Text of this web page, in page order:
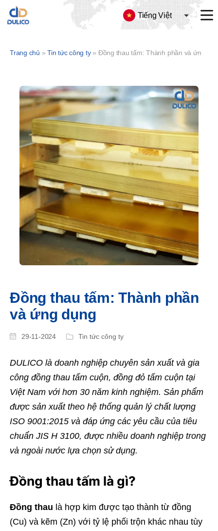
TNHH
DULICO
Tiếng Việt
Trang chủ »Tin tức công ty» Đồng thau tấm: Thành phần và ứng dụng
Đồng thau tấm: Thành phần
và ứng dụng
29-11-2024 Tin tức công ty
DULICO là doanh nghiệp chuyên sản xuất và gia
công đồng thau tấm cuộn, đồng đỏ tấm cuộn tại
Việt Nam với hơn 30 năm kinh nghiệm. Sản phẩm
được sản xuất theo hệ thống quản lý chất lượng
ISO 9001:2015 và đáp ứng các yêu cầu của tiêu
chuẩn JIS H 3100, được nhiều doanh nghiệp trong
và ngoài nước lựa chọn sử dụng.
Đồng thau tấm là gì?
Đồng thau là hợp kim được tạo thành từ đồng
(Cu) và kẽm (Zn) với tỷ lệ phối trộn khác nhau tùy